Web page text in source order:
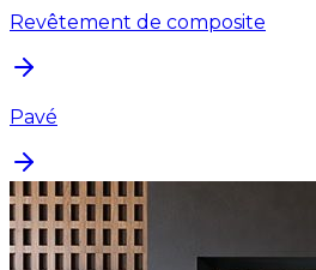
Revêtement de composite
Pavé